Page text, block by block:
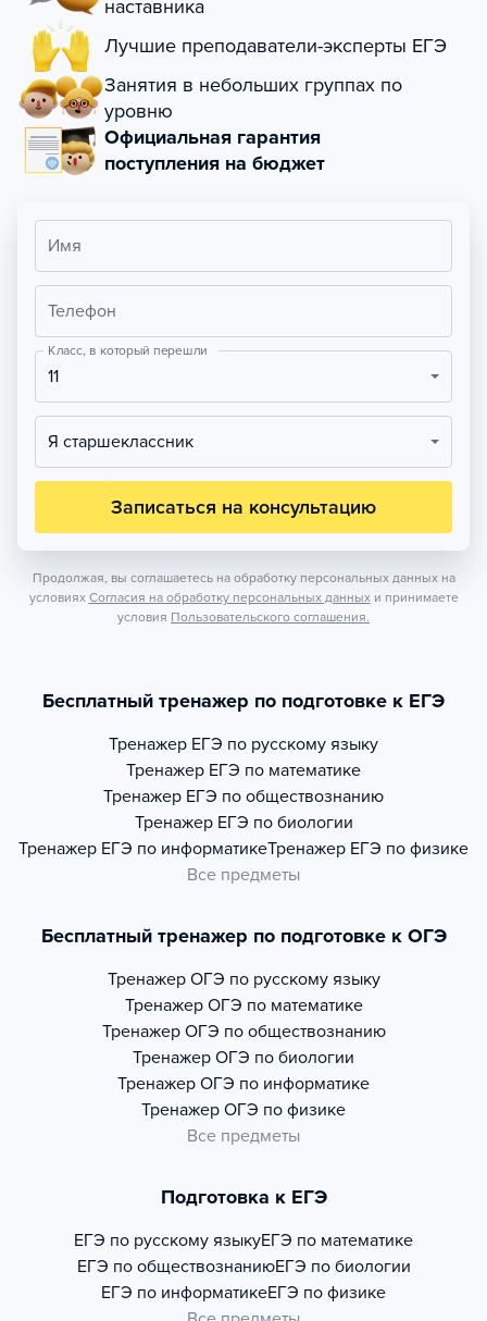
наставника
Лучшие преподаватели-эксперты ЕГЭ
Занятия в небольших группах по
уровню
Официальная гарантия
поступления на бюджет
Имя
Телефон
Класс, в который перешли
11
Я старшеклассник
Записаться на консультацию
Продолжая, вы соглашаетесь на обработку персональных данных на
условиях Согласия на обработку персональных данных и принимаете
условия Пользовательского соглашения.
Бесплатный тренажер по подготовке к ЕГЭ
Тренажер ЕГЭ по русскому языку
Тренажер ЕГЭ по математике
Тренажер ЕГЭ по обществознанию
Тренажер ЕГЭ по биологии
Тренажер ЕГЭ по информатикеТренажер ЕГЭ по физике
Все предметы
Бесплатный тренажер по подготовке к ОГЭ
Тренажер ОГЭ по русскому языку
Тренажер ОГЭ по математике
Тренажер ОГЭ по обществознанию
Тренажер ОГЭ по биологии
Тренажер ОГЭ по информатике
Тренажер ОГЭ по физике
Все предметы
Подготовка к ЕГЭ
ЕГЭ по русскому языкуЕГЭ по математике
ЕГЭ по обществознаниюЕГЭ по биологии
ЕГЭ по информатикеЕГЭ по физике